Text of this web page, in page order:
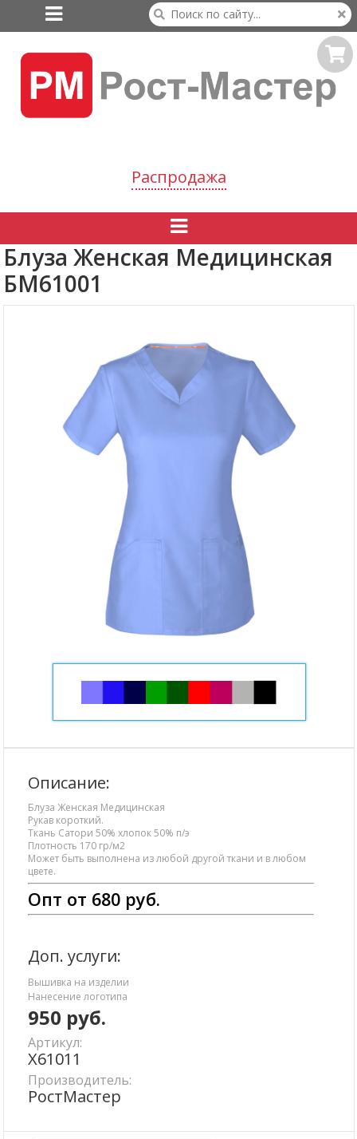

Распродажа

Блуза Женская Медицинская
БМ61001
Описание:
Блуза Женская Медицинская
Рукав короткий.
Ткань Сатори 50% хлопок 50% п/э
Плотность 170 гр/м2
Может быть выполнена из любой другой ткани и в любом
цвете.
Опт от 680 руб.
Доп. услуги:
Вышивка на изделии
Нанесение логотипа
950 руб.
Артикул:
Х61011
Производитель:
РостМастер